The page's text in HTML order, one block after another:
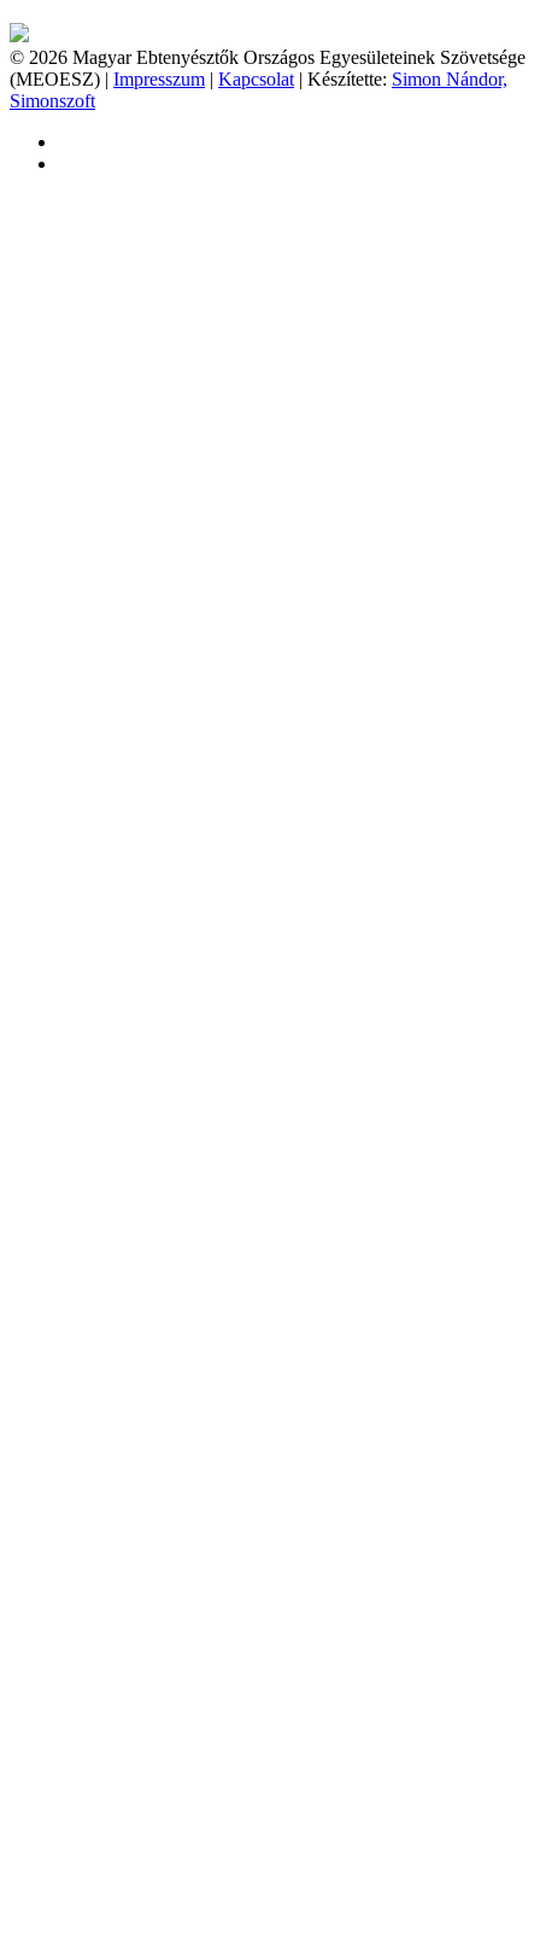
© 2026 Magyar Ebtenyésztők Országos Egyesületeinek Szövetsége
(MEOESZ) | Impresszum | Kapcsolat | Készítette: Simon Nándor,
Simonszoft